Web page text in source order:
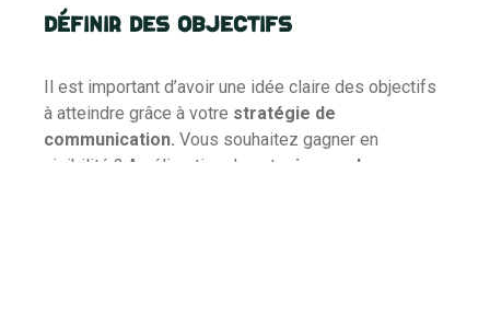
Définir des objectifs
Il est important d’avoir une idée claire des objectifs
à atteindre grâce à votre stratégie de
communication. Vous souhaitez gagner en
visibilité ? Amélioration de votre image de marque